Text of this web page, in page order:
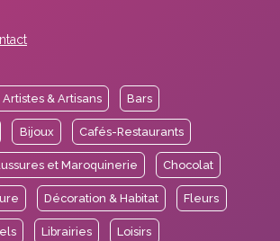
Artistes & Artisans Bars
Bijoux Cafés-Restaurants
et Maroquinerie Chocolat
Décoration & Habitat Fleurs
Librairies Loisirs